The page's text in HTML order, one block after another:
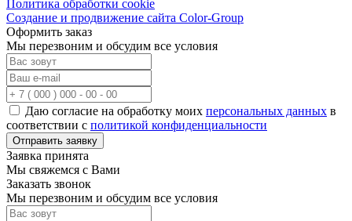
Политика обработки cookie
Создание и продвижение сайта Color-Group
Оформить заказ
Мы перезвоним и обсудим все условия
Даю согласие на обработку моих персональных данных в
соответствии с политикой конфиденциальности
Отправить заявку
Заявка принята
Мы свяжемся с Вами
Заказать звонок
Мы перезвоним и обсудим все условия